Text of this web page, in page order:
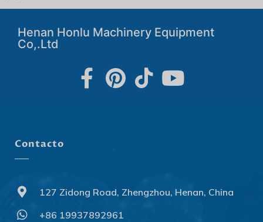
Henan Honlu Machinery Equipment
Co,.Ltd
Contacto
127 Zidong Road, Zhengzhou, Henan, China
+86 19937892961